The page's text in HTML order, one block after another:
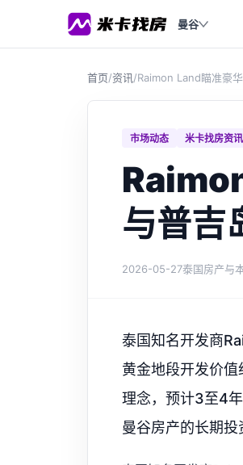
曼谷
首页/资讯/Raimon Land瞄准豪
市场动态 米卡找房资讯
与普吉
2026-05-27泰国房产与
泰国知名开发商
黄金地段开发价值
理念，预计3至4
曼谷房产的长期投